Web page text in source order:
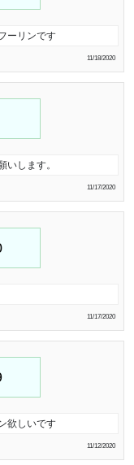
ーリンです
11/18/2020
いします。
11/17/2020
11/17/2020
欲しいです
11/12/2020